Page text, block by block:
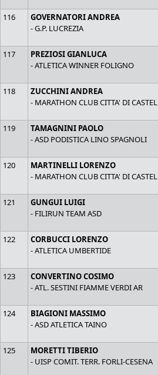
116
GOVERNATORI ANDREA
- G.P. LUCREZIA
117
PREZIOSI GIANLUCA
- ATLETICA WINNER FOLIGNO
118
ZUCCHINI ANDREA
- MARATHON CLUB CITTA' DI CASTEL
119
TAMAGNINI PAOLO
- ASD PODISTICA LINO SPAGNOLI
120
MARTINELLI LORENZO
- MARATHON CLUB CITTA' DI CASTEL
121
GUNGUI LUIGI
- FILIRUN TEAM ASD
122
CORBUCCI LORENZO
- ATLETICA UMBERTIDE
123
CONVERTINO COSIMO
- ATL. SESTINI FIAMME VERDI AR
124
BIAGIONI MASSIMO
- ASD ATLETICA TAINO
125
MORETTI TIBERIO
- UISP COMIT. TERR. FORLI-CESENA